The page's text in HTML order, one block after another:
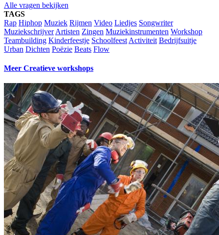
Alle vragen bekijken
TAGS
Rap Hiphop Muziek Rijmen Video Liedjes Songwriter
Muziekschrijver Artisten Zingen Muziekinstrumenten Workshop
Teambuilding Kinderfeestje Schoolfeest Activiteit Bedrijfsuitje
Urban Dichten Poëzie Beats Flow
Meer Creatieve workshops